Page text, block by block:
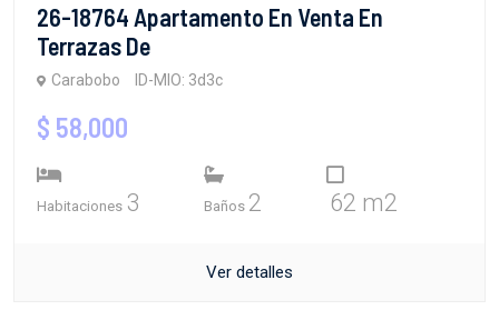
26-18764 Apartamento En Venta En
Terrazas De
Carabobo ID-MIO: 3d3c
$ 58,000
Habitaciones 3 Baños 2 62 m2
Ver detalles